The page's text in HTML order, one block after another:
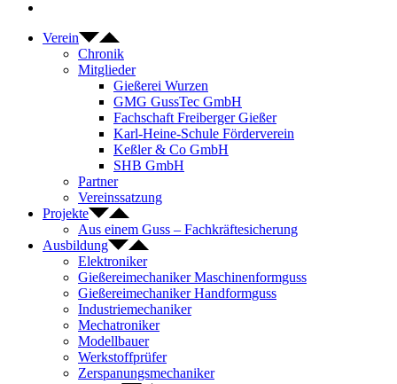
Verein
Chronik
Mitglieder
Gießerei Wurzen
GMG GussTec GmbH
Fachschaft Freiberger Gießer
Karl-Heine-Schule Förderverein
Keßler & Co GmbH
SHB GmbH
Partner
Vereinssatzung
Projekte
Aus einem Guss – Fachkräftesicherung
Ausbildung
Elektroniker
Gießereimechaniker Maschinenformguss
Gießereimechaniker Handformguss
Industriemechaniker
Mechatroniker
Modellbauer
Werkstoffprüfer
Zerspanungsmechaniker